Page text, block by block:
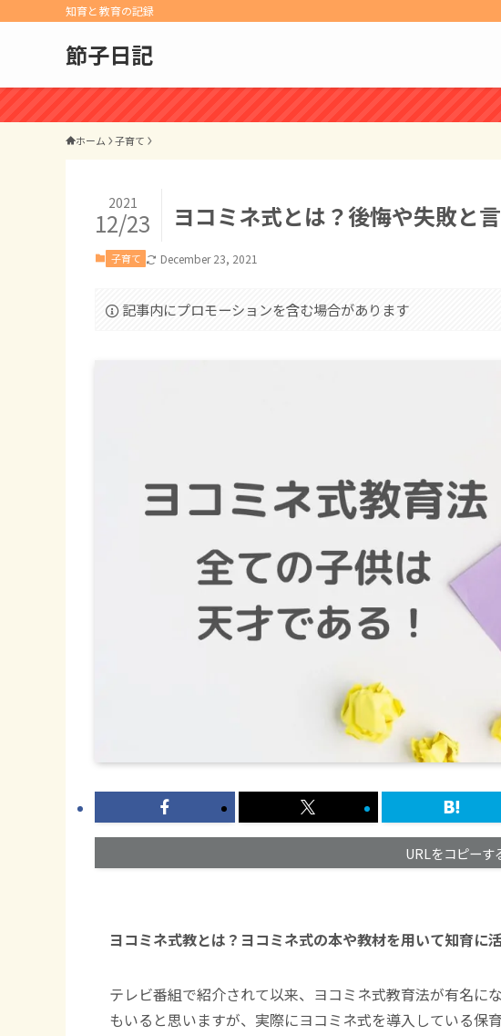
知育と教育の記録
節子日記
ホーム 子育て
ヨコミネ式とは？後悔や失敗と
2021
12/23
子育て December 23, 2021
記事内にプロモーションを含む場合があります
URLをコピーす
ヨコミネ式教とは？ヨコミネ式の本や教材を用いて知育に
テレビ番組で紹介されて以来、ヨコミネ式教育法が有名に
もいると思いますが、実際にヨコミネ式を導入している保